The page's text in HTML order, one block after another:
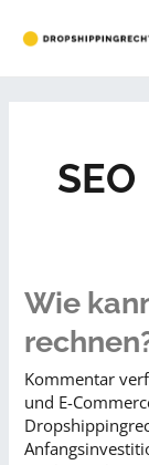
Inhalt
SEO
Wie
Kommentar
und E-